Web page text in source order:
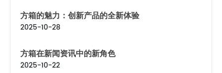
方箱的魅力：创新产品的全新体验
2025-10-28
方箱在新闻资讯中的新角色
2025-10-22